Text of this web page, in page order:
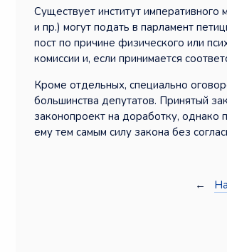
Существует институт
и пр.) могут подать в парламент
пост по причине физического или
комиссии и, если принимается
Кроме отдельных, специально
большинства депутатов. Принятый
законопроект на доработку, однако
ему тем самым силу закона без
←